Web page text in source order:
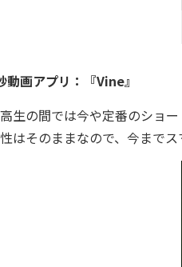
画アプリ：『Vine』
生の間では今や定番のショ
はそのままなので、今まで